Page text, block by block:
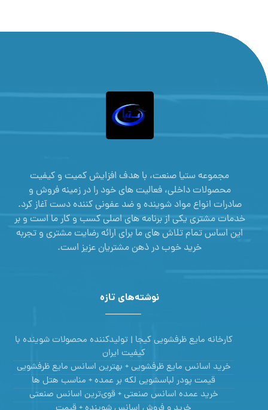
مجموعه ستیا صنعت، با هدف افزایش کمیت و کیفیت
محصولات داخلی، فعالیت های خود را در زمینه فروش و
صادرات انواع مواد شوینده و ضد عفونی کننده دست آغاز کرد.
خدمات مشتری یکی از برنامه های اصلی کسب و کار ما است و بر
این اساس تمام تلاش های ما برای ارائه رضایت مشتری و تجربه
خرید خوب در ذهن مشتریان عزیز است.
نوشته‌های تازه
کارخانه مایع ظرفشویی کیجا | تولیدکننده محصولات شوینده با
کیفیت ایران
خرید اسانس مایع ظرفشویی + بهترین اسانس مایع ظرفشویی
قیمت پودر لباسشویی لکه بر عمده + مناسب هتل ها
خرید عمده اسانس صنعتی + قوی‌ترین اسانس‌ صنعتی